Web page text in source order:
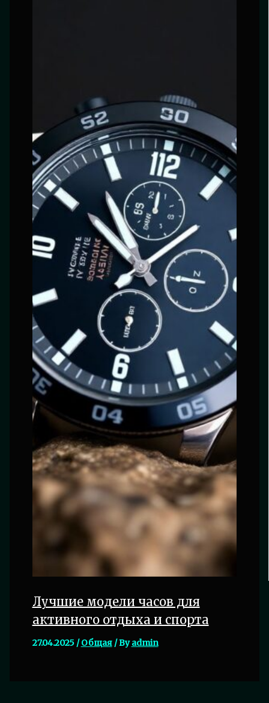
Лучшие модели часов для
активного отдыха и спорта
27.04.2025 /Общая/ Byadmin